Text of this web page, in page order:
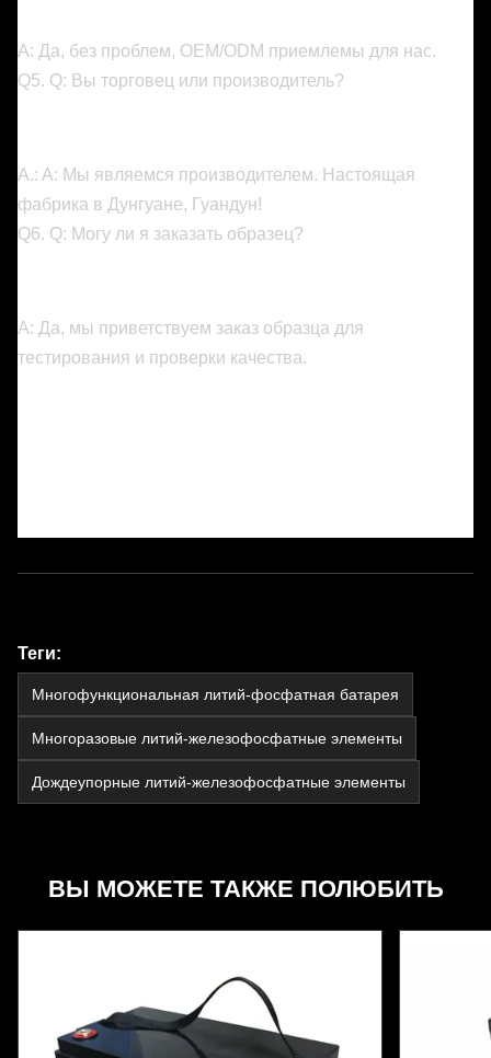
A: Да, без проблем, OEM/ODM приемлемы для нас.
Q5. Q: Вы торговец или производитель?
A.: A: Мы являемся производителем. Настоящая
фабрика в Дунгуане, Гуандун!
Q6. Q: Могу ли я заказать образец?
A: Да, мы приветствуем заказ образца для
тестирования и проверки качества.
Теги:
Многофункциональная литий-фосфатная батарея
Многоразовые литий-железофосфатные элементы
Дождеупорные литий-железофосфатные элементы
ВЫ МОЖЕТЕ ТАКЖЕ ПОЛЮБИТЬ